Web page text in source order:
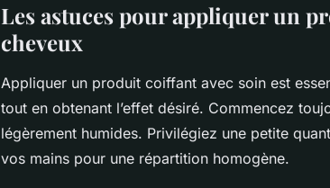
Les astuces pour appliquer un
cheveux
Appliquer un produit coiffant avec soin est
tout en obtenant l’effet désiré. Commencez
légèrement humides. Privilégiez une petite
vos mains pour une répartition homogène.